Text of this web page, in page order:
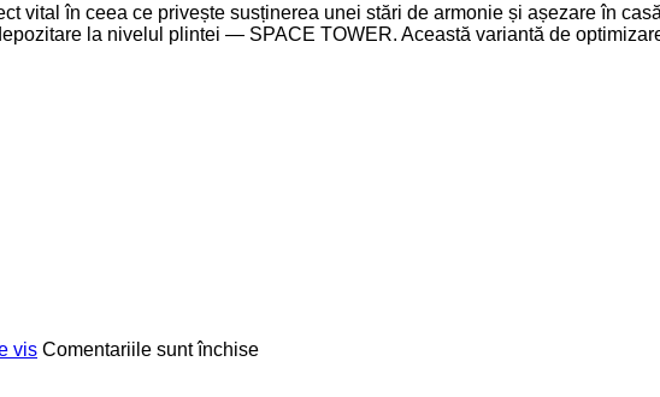
vital în ceea ce privește susținerea unei stări de armonie și așezare în
la nivelul plintei — SPACE TOWER. Această variantă de
vis Comentariile sunt închisepentru